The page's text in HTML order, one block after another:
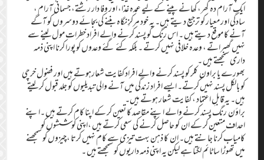
ایک آرام دہ گھر، کھانے پینے کے لیے عمدہ غذا، اور وفا دار رشتے، جسمانی آرام ،
سادگی اور معیار کو ترجیع دیتے ہیں۔ یہ خود مرکزِ نگاہ بننے کی بجائے دوسروں کو آگے
آنے کا موقع دیتے ہیں ۔ اس رنگ کو پسند کرنے والے افراد خطرات مول لینے سے
نہیں گھبراتے ، وعدہ خلافی نہیں کرتے ۔ بلکہ کئے گئے وعدوں کو پورا کرنا اپنی ذمہ
داری سمجھتے ہیں ۔
بھورے یا براون کلر کو پسند کرنے والے افراد کفایت شعارہوتے ہیں اور فضول خرچی
کو بالکل پسند نہیں کرتے۔ ایسے افراد زندگی میں آنے والی تبدیلیوں کو جلد قبول کر لیتے
ہیں۔ یہ قابلِ اعتماد ، کفایت شعار ہوتے ہیں۔
براؤن رنگ پسند کرنے والے اپنے مقاصد کا تعین کر کے اپنا کام کرتے ہیں ۔اپنے
احداف متعین کر کے ان کو حاصل کرنے کی سعی کرتے ہیں ،اپنی کوششوں کو
کامیاب کرنا جانتے ہیں۔ ان کا ذہن بہت تیزی سے کام نہیں کرتا ،چیزوں کو سمجھنے
میں تھوڑا سا ٹائم لگتا ہے لیکن یہ اپنی ذمہ داریوں کو سمجھتے ہیں ۔